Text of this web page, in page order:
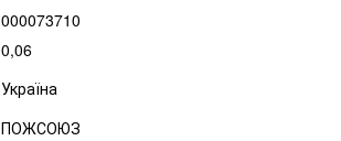
000073710
0,06
Україна
ПОЖСОЮЗ